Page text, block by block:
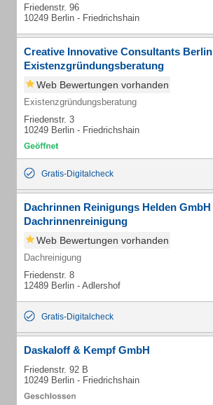
Friedenstr. 96
10249 Berlin - Friedrichshain
Creative Innovative Consultants Berlin
Existenzgründungsberatung
Web Bewertungen vorhanden
Existenzgründungsberatung
Friedenstr. 3
10249 Berlin - Friedrichshain
Gratis-Digitalcheck
Dachrinnen Reinigungs Helden GmbH
Dachrinnenreinigung
Web Bewertungen vorhanden
Dachreinigung
Friedenstr. 8
12489 Berlin - Adlershof
Gratis-Digitalcheck
Daskaloff & Kempf GmbH
Friedenstr. 92 B
10249 Berlin - Friedrichshain